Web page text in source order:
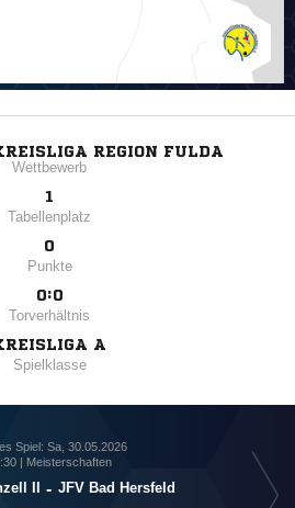
REGION FULDA
Wettbewerb
1
Tabellenplatz
0
Punkte
0:0
Torverhältnis
A
Spielklasse
Spiel: Sa, 30.05.2026
| Meisterschaften
II - JFV Bad Hersfeld